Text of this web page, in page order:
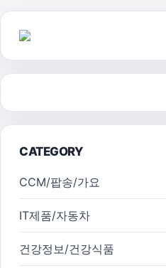
CATEGORY
CCM/팝송/가요
IT제품/자동차
건강정보/건강식품